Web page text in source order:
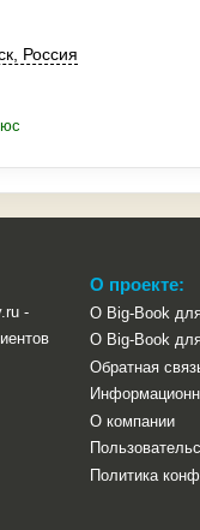
, Россия
-
О проекте:
О Big-Book
О Big-Book
Обратная
О компании
Политика